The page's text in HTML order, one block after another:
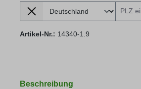
Lieferland
Versandkosten berechnen:
Artikel-Nr.: 14340-1.9
Beschreibung